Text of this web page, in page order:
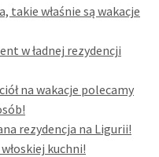
takie właśnie są wakacje
w ładnej rezydencji
na wakacje polecamy
rezydencja na Ligurii!
kuchni!